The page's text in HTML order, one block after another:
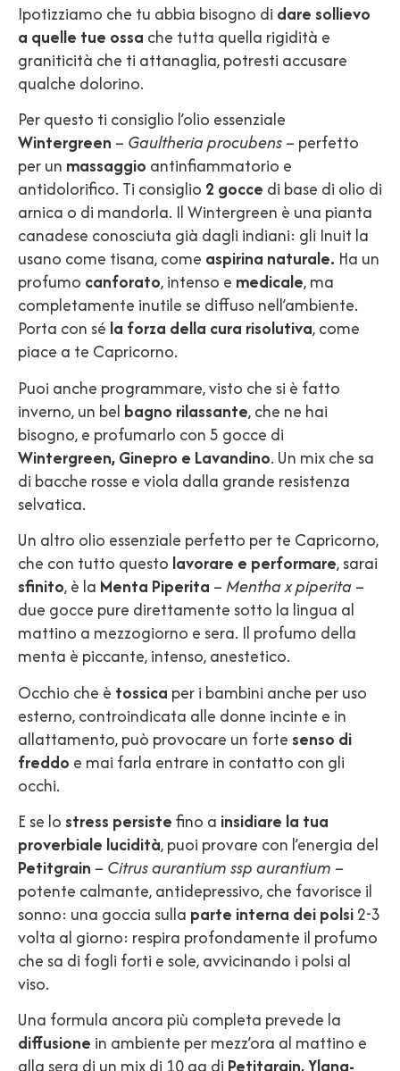
Ipotizziamo che tu abbia bisogno di dare sollievo
a quelle tue ossa che tutta quella rigidità e
graniticità che ti attanaglia, potresti accusare
qualche dolorino.
Per questo ti consiglio l’olio essenziale
Wintergreen – Gaultheria procubens– perfetto
per un massaggio antinfiammatorio e
antidolorifico. Ti consiglio 2 gocce di base di olio di
arnica o di mandorla. Il Wintergreen è una pianta
canadese conosciuta già dagli indiani: gli Inuit la
usano come tisana, come aspirina naturale. Ha un
profumo canforato, intenso e medicale, ma
completamente inutile se diffuso nell’ambiente.
Porta con sé la forza della cura risolutiva, come
piace a te Capricorno.
Puoi anche programmare, visto che si è fatto
inverno, un bel bagno rilassante, che ne hai
bisogno, e profumarlo con 5 gocce di
Wintergreen, Ginepro e Lavandino. Un mix che sa
di bacche rosse e viola dalla grande resistenza
selvatica.
Un altro olio essenziale perfetto per te Capricorno,
che con tutto questo lavorare e performare, sarai
sfinito, è la Menta Piperita –Mentha x piperita–
due gocce pure direttamente sotto la lingua al
mattino a mezzogiorno e sera. Il profumo della
menta è piccante, intenso, anestetico.
Occhio che è tossica per i bambini anche per uso
esterno, controindicata alle donne incinte e in
allattamento, può provocare un forte senso di
freddo e mai farla entrare in contatto con gli
occhi.
E se lo stress persistefino a insidiare la tua
proverbiale lucidità, puoi provare con l’energia del
Petitgrain– Citrus aurantium ssp aurantium –
potente calmante, antidepressivo, che favorisce il
sonno: una goccia sulla parte interna dei polsi2-3
volta al giorno: respira profondamente il profumo
che sa di fogli forti e sole, avvicinando i polsi al
viso.
Una formula ancora più completa prevede la
diffusione in ambiente per mezz’ora al mattino e